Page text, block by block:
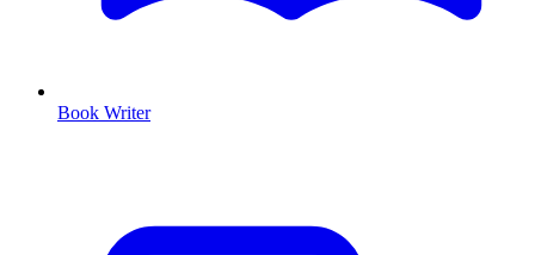
Book Writer